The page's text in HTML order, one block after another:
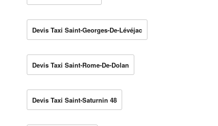
Devis Taxi Saint-Georges-De-Lévéjac
Devis Taxi Saint-Rome-De-Dolan
Devis Taxi Saint-Saturnin 48